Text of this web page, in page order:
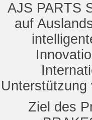
AJS PARTS
auf
Unterstützung
Ziel des